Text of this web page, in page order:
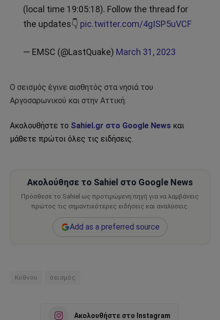
(local time 19:05:18). Follow the thread for
the updates👇 pic.twitter.com/4gISP5uVCF
— EMSC (@LastQuake) March 31, 2023
Ο σεισμός έγινε αισθητός στα νησιά του
Αργοσαρωνικού και στην Αττική.
Ακολουθήστε το Sahiel.gr στο Google News και
μάθετε πρώτοι όλες τις ειδήσεις.
Ακολούθησε το Sahiel στο Google News
Πρόσθεσε το Sahiel ως προτιμώμενη πηγή για να λαμβάνεις
πρώτος τις σημαντικότερες ειδήσεις και αναλύσεις.
Add as a preferred source
Κύθνου σεισμός
Ακολουθήστε στο Instagram